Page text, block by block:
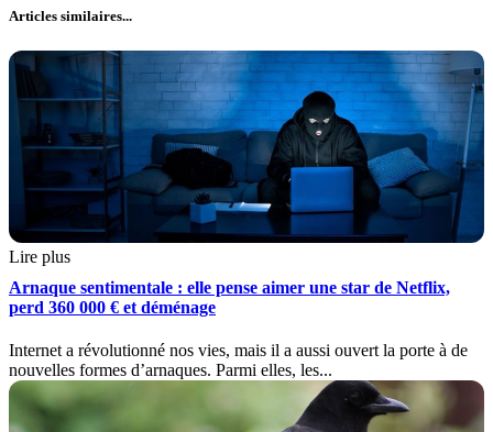
Articles similaires...
Lire plus
Arnaque sentimentale : elle pense aimer une star de Netflix,
perd 360 000 € et déménage
Internet a révolutionné nos vies, mais il a aussi ouvert la porte à de
nouvelles formes d’arnaques. Parmi elles, les...